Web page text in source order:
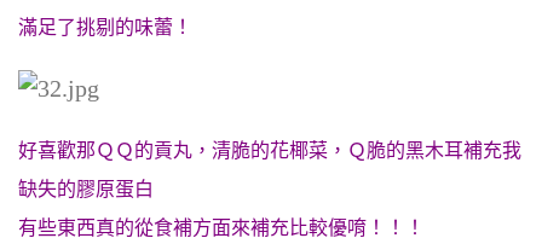
滿足了挑剔的味蕾！
好喜歡那ＱＱ的貢丸，清脆的花椰菜，Ｑ脆的黑木耳補充我
缺失的膠原蛋白
有些東西真的從食補方面來補充比較優唷！！！